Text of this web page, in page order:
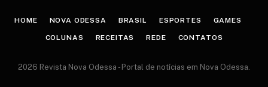
HOME NOVA ODESSA BRASIL ESPORTES GAMES
COLUNAS RECEITAS REDE CONTATOS
2026 Revista Nova Odessa - Portal de notícias em Nova Odessa.